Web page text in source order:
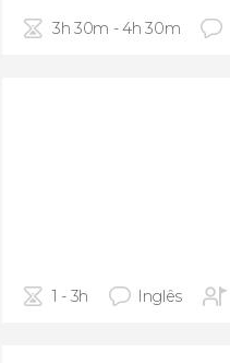
3h 30m - 4h 30m
1 - 3h Inglês